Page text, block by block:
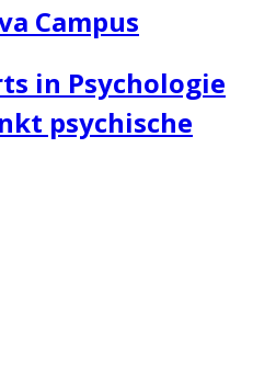
Campus
in Psychologie
psychische